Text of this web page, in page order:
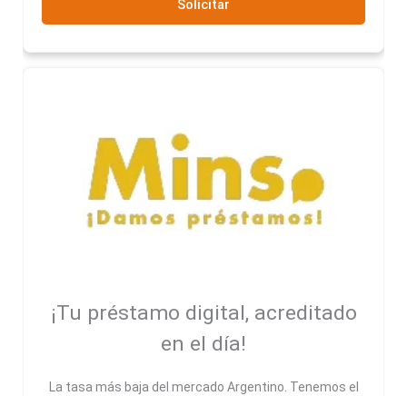
Solicitar
¡Tu préstamo digital, acreditado
en el día!
La tasa más baja del mercado Argentino. Tenemos el